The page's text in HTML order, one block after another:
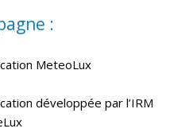
:
MeteoLux
développée par l’IRM